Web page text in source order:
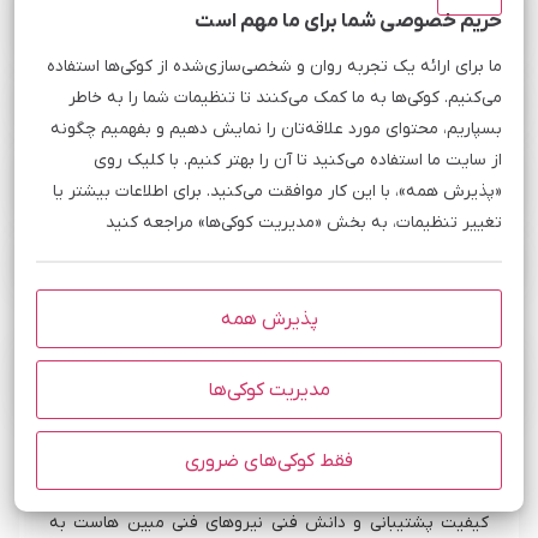
دامنه من ir است؛ آیا سایت من در شرایط اینترنت ملی قابل
انتقال است؟
آیا امکان از دست رفتن اطلاعات وجود دارد؟
با توجه به اینکه سایت من برای گوگل در دسترس نبوده، آیا
سئوی سایت آسیب دیده است؟
برخی از برند هایی که به ما اعتماد کرده‌اند
به
دانشگاه یزد
پاسخگویی سریع، پشتیبانی فنی عالی، کیفیت عالی
حریم خصوصی شما برای ما مهم است
ما برای ارائه یک تجربه روان و شخصی‌سازی‌شده از کوکی‌ها استفاده
می‌کنیم. کوکی‌ها به ما کمک می‌کنند تا تنظیمات شما را به خاطر
بسپاریم، محتوای مورد علاقه‌تان را نمایش دهیم و بفهمیم چگونه
از سایت ما استفاده می‌کنید تا آن را بهتر کنیم. با کلیک روی
«پذیرش همه»، با این کار موافقت می‌کنید. برای اطلاعات بیشتر یا
تغییر تنظیمات، به بخش «مدیریت کوکی‌ها» مراجعه کنید
پذیرش همه
مدیریت کوکی‌ها
فقط کوکی‌های ضروری